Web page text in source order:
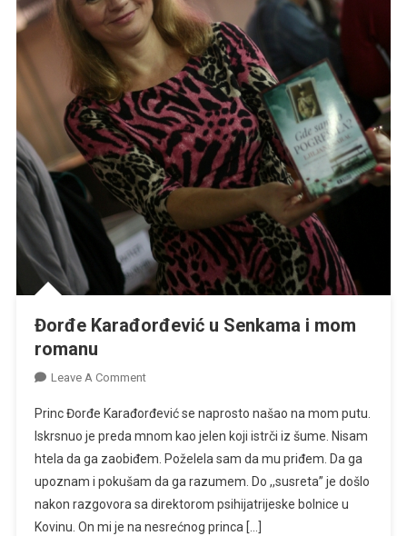
Đorđe Karađorđević u Senkama i mom
romanu
Leave A CommentOn
Karađorđević
U
Senkama
I
Mom
Romanu
Princ Đorđe Karađorđević se naprosto našao na mom putu.
Iskrsnuo je preda mnom kao jelen koji istrči iz šume. Nisam
htela da ga zaobiđem. Poželela sam da mu priđem. Da ga
upoznam i pokušam da ga razumem. Do ,,susreta” je došlo
nakon razgovora sa direktorom psihijatrijeske bolnice u
Kovinu. On mi je na nesrećnog princa […]